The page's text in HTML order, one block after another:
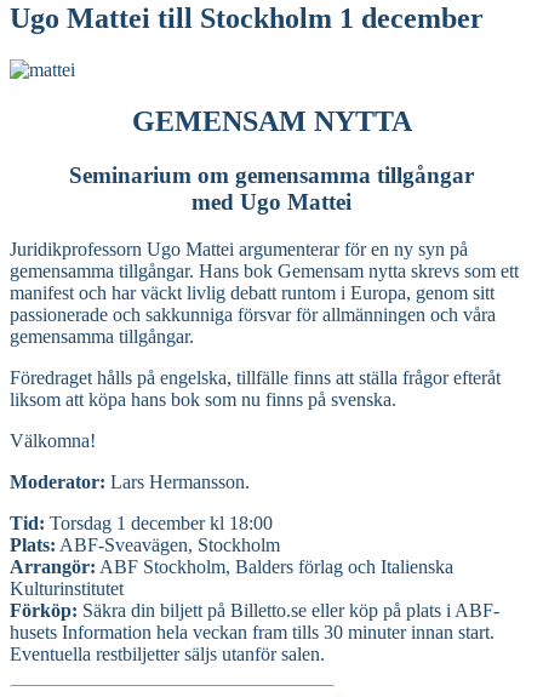
Ugo Mattei till Stockholm 1 december
GEMENSAM NYTTA
Seminarium om gemensamma tillgångar
med Ugo Mattei
Juridikprofessorn Ugo Mattei argumenterar för en ny syn på
gemensamma tillgångar. Hans bok Gemensam nytta skrevs som ett
manifest och har väckt livlig debatt runtom i Europa, genom sitt
passionerade och sakkunniga försvar för allmänningen och våra
gemensamma tillgångar.
Föredraget hålls på engelska, tillfälle finns att ställa frågor efteråt
liksom att köpa hans bok som nu finns på svenska.
Välkomna!
Moderator: Lars Hermansson.
Tid: Torsdag 1 december kl 18:00
Plats: ABF-Sveavägen, Stockholm
Arrangör: ABF Stockholm, Balders förlag och Italienska
Kulturinstitutet
Förköp: Säkra din biljett på Billetto.se eller köp på plats i ABF-
husets Information hela veckan fram tills 30 minuter innan start.
Eventuella restbiljetter säljs utanför salen.